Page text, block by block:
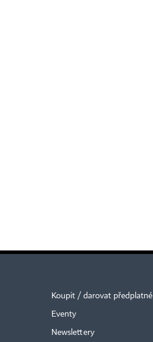
Koupit / darovat předplatné
Eventy
Newslettery